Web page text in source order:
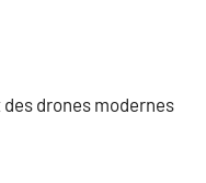
drones modernes